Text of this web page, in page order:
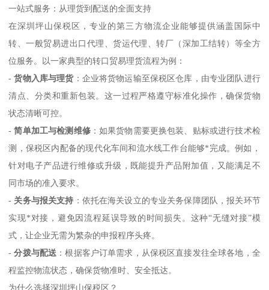
一站式服务：从理货到配送的全面支持
在深圳坪山保税区，专业的第三方物流企业能够提供涵盖国际中
转、一般贸易进出口代理、货运代理、转厂（深加工结转）等全方
位服务。以一家典型的转口贸易理货流程为例：
-货物入库与理货：企业将货物运输至保税区仓库，由专业团队进行
清点、分类和重新包装。这一过程严格遵守标准化操作，确保货物
状态清晰可控。
-简单加工与检测维修：如果货物需要更换包装、贴标或进行技术检
测，保税区内配备的现代化车间和流水线工作台能够*完成。例如，
针对电子产品进行维修或升级，既能提升产品附加值，又能满足不
同市场的准入要求。
- 关务与报关支持 ：依托在海关设立的专业关务保障团队，报关环节
实现*对接，避免因流程延误导致的时间损失。这种“无缝对接”模
式，让企业无需为繁杂的申报程序头疼。
-分拨与配送 ：根据客户订单需求，从保税区直接发往全球各地，全
程监控物流状态，确保货物准时、安全抵达。
为什么选择深圳坪山保税区？